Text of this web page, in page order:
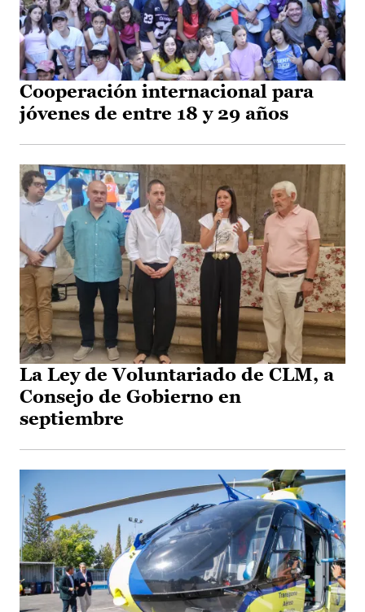
Cooperación internacional para
jóvenes de entre 18 y 29 años
La Ley de Voluntariado de CLM, a
Consejo de Gobierno en
septiembre